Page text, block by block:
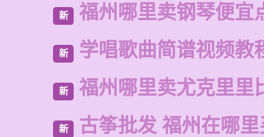
新 福州哪里卖钢琴便宜
新 学唱歌曲简谱视频教
新 福州哪里卖尤克里里
新 古筝批发 福州在哪